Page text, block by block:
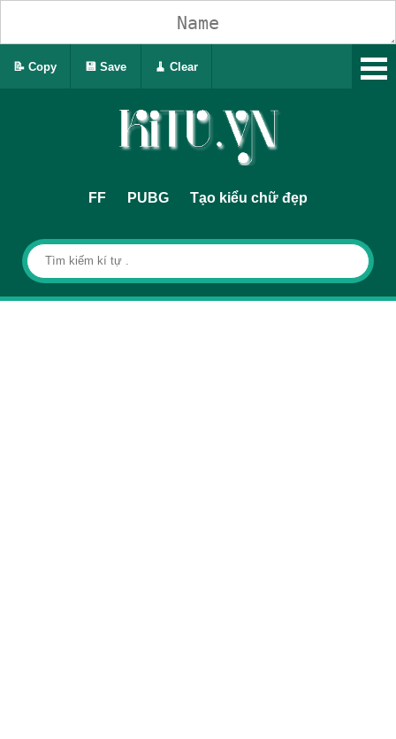
FF PUBG Tạo kiểu chữ đẹp
📝 Copy 💾 Save 🧹 Clear